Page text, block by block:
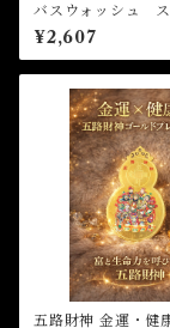
バスウォッシュ ス
オブグッドラック
h SPIRIT OF
¥2,607
五路財神 金運・健